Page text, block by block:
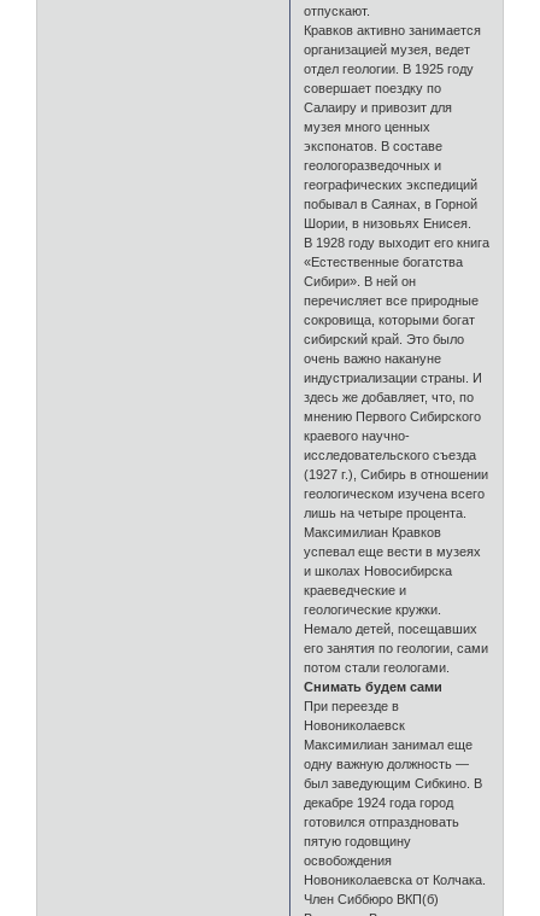
отпускают.
Кравков активно занимается
организацией музея, ведет
отдел геологии. В 1925 году
совершает поездку по
Салаиру и привозит для
музея много ценных
экспонатов. В составе
геологоразведочных и
географических экспедиций
побывал в Саянах, в Горной
Шории, в низовьях Енисея.
В 1928 году выходит его книга
«Естественные богатства
Сибири». В ней он
перечисляет все природные
сокровища, которыми богат
сибирский край. Это было
очень важно накануне
индустриализации страны. И
здесь же добавляет, что, по
мнению Первого Сибирского
краевого научно-
исследовательского съезда
(1927 г.), Сибирь в отношении
геологическом изучена всего
лишь на четыре процента.
Максимилиан Кравков
успевал еще вести в музеях
и школах Новосибирска
краеведческие и
геологические кружки.
Немало детей, посещавших
его занятия по геологии, сами
потом стали геологами.
Снимать будем сами
При переезде в
Новониколаевск
Максимилиан занимал еще
одну важную должность —
был заведующим Сибкино. В
декабре 1924 года город
готовился отпраздновать
пятую годовщину
освобождения
Новониколаевска от Колчака.
Член Сиббюро ВКП(б)